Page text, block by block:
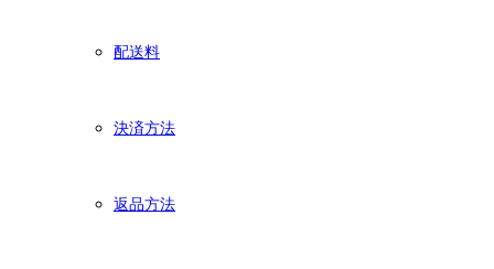
配送料
決済方法
返品方法